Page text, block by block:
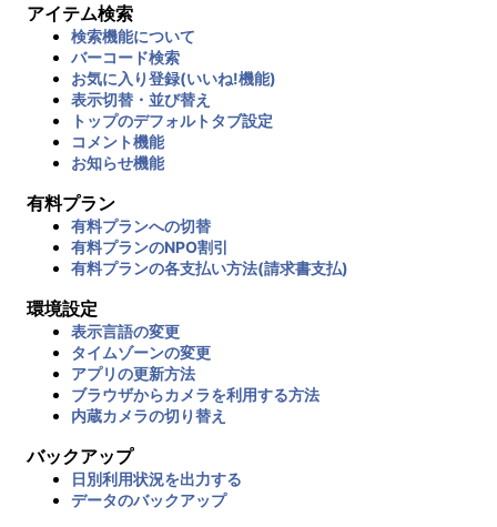
アイテム検索
検索機能について
バーコード検索
お気に入り登録(いいね!機能)
表示切替・並び替え
トップのデフォルトタブ設定
コメント機能
お知らせ機能
有料プラン
有料プランへの切替
有料プランのNPO割引
有料プランの各支払い方法(請求書支払)
環境設定
表示言語の変更
タイムゾーンの変更
アプリの更新方法
ブラウザからカメラを利用する方法
内蔵カメラの切り替え
バックアップ
日別利用状況を出力する
データのバックアップ